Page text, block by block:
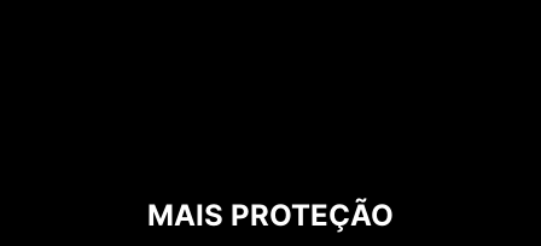
MAIS PROTEÇÃO